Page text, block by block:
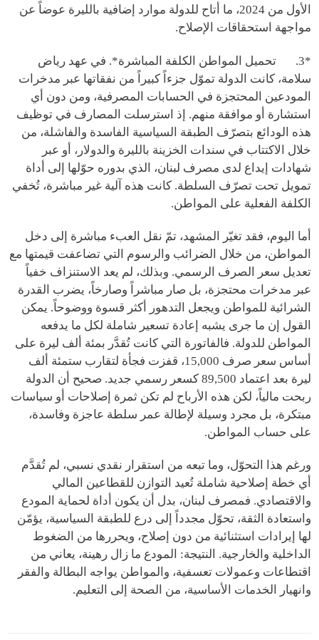
الأول من 2024، ما أتاح للدولة موارد إضافية بالليرة عوضاً عن
مواجهة استحقاقات الإصلاح.
*3. تحميل المواطن الكلفة المباشرة*. في عهد رياض
سلامة، كانت الدولة تموّل جزءاً كبيراً من نفقاتها عبر مدخرات
المودعين المحتجزة في الحسابات المصرفية، ومن دون أي
استشارة أو موافقة منهم. إذ استرسلت المصارف في توظيف
هذه الودائع بتصرّف الطبقة السياسية الفاسدة والفاشلة، من
خلال الاكتتاب في سندات الخزينة بالليرة والدولار، أو عبر
شهادات إيداع لدى مصرف لبنان، الذي بدوره حوّلها إلى أداة
تمويل تحت تصرّف السلطة. كانت هذه آلية غير مباشرة، تُخفي
الكلفة الفعلية على المواطن.
أما اليوم، فقد تغيّر المشهد، تمّ نقل العبء مباشرة إلى دخل
المواطن، من خلال الضرائب والرسوم التي تضاعفت قيمتها مع
تعديل سعر الصرف الرسمي. وبذلك، لم يعد الاستنزاف خفياً
عبر مدخرات محتجزة، بل صار مباشراً وصارخاً، يضرب القدرة
الشرائية للمواطن ويجعل التدهور أكثر قسوة ووضوحاً. يمكن
القول إن ما جرى يشبه إعادة تسعير شاملة لكل ما يدفعه
المواطن للدولة. فالفاتورة التي كانت تُقدَّر بمئة ألف ليرة على
أساس سعر صرف 15,000، قفزت فجأة لتقارب ستمئة ألف
ليرة بعد اعتماد 89,500 كسعر رسمي جديد. صحيح أن الدولة
ربحت مالياً، لكن هذه الأرباح لم تكن ثمرة إصلاحات أو سياسات
مبتكرة، بل مجرد وسيلة لإطالة عمر سلطة عاجزة وفاسدة،
على حساب المواطن.
ورغم هذا التحوّل، وما تبعه من استقرار نقدي نسبي، لم تُقدَّم
أي خطة إصلاحية شاملة تُعيد التوازن للقطاعين المالي
والاقتصادي. فمصرف لبنان، بدل أن يكون أداة لحماية المودع
واستعادة الثقة، تحوّل مجدداً إلى درع للطبقة السياسية، يؤمّن
لها إيرادات استثنائية من دون إصلاح، ويحررها من الضغوط
الداخلية والخارجية. النتيجة: المودع ما زال رهينة، يعاني من
اقتطاعات وعمولات تعسفية، والمواطن يواجه البطالة والفقر
وانهيار الخدمات الأساسية، من الصحة إلى التعليم.